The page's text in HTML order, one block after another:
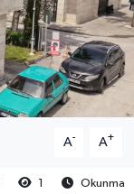
A- A+
1
Okunma